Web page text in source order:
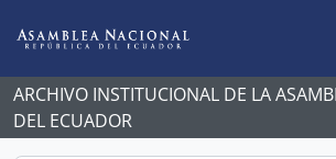
ARCHIVO INSTITUCIONAL DE LA
DEL ECUADOR